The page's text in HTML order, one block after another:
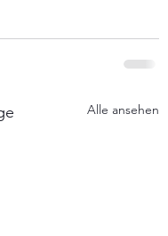
Alle ansehen